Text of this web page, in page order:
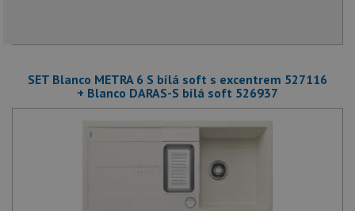
SET Blanco METRA 6 S bílá soft s excentrem 527116
+ Blanco DARAS-S bílá soft 526937